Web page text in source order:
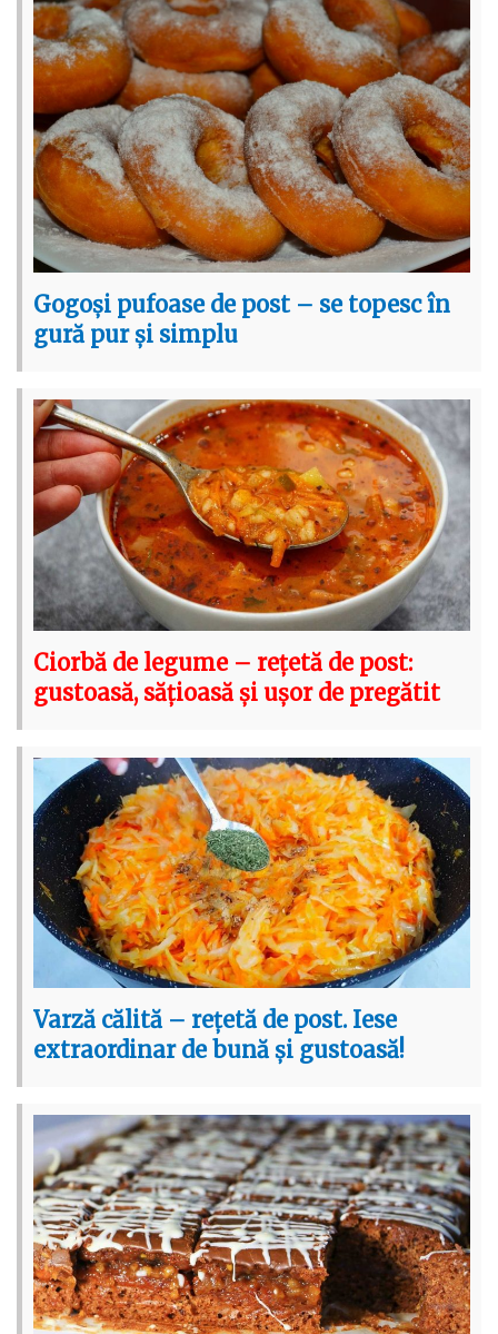
Gogoși pufoase de post – se topesc în
gură pur și simplu
Ciorbă de legume – rețetă de post:
gustoasă, sățioasă și ușor de pregătit
Varză călită – rețetă de post. Iese
extraordinar de bună și gustoasă!